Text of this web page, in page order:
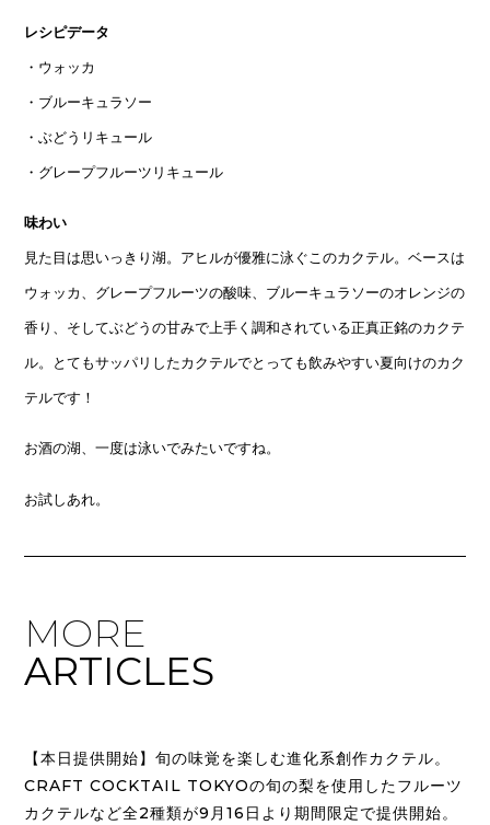
レシピデータ
・ウォッカ
・ブルーキュラソー
・ぶどうリキュール
・グレープフルーツリキュール
味わい
見た目は思いっきり湖。アヒルが優雅に泳ぐこのカクテル。ベースは
ウォッカ、グレープフルーツの酸味、ブルーキュラソーのオレンジの
香り、そしてぶどうの甘みで上手く調和されている正真正銘のカクテ
ル。とてもサッパリしたカクテルでとっても飲みやすい夏向けのカク
テルです！
お酒の湖、一度は泳いでみたいですね。
お試しあれ。
MORE
ARTICLES
【本日提供開始】旬の味覚を楽しむ進化系創作カクテル。
CRAFT COCKTAIL TOKYOの旬の梨を使用したフルーツ
カクテルなど全2種類が9月16日より期間限定で提供開始。